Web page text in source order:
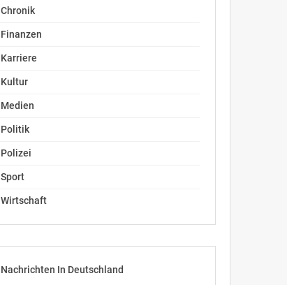
Chronik
Finanzen
Karriere
Kultur
Medien
Politik
Polizei
Sport
Wirtschaft
Nachrichten In Deutschland